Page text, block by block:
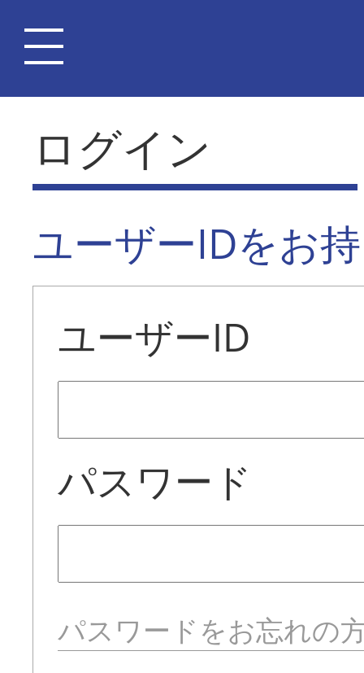
ログイン
ユーザーIDをお
ユーザーID
パスワード
パスワードをお忘れの